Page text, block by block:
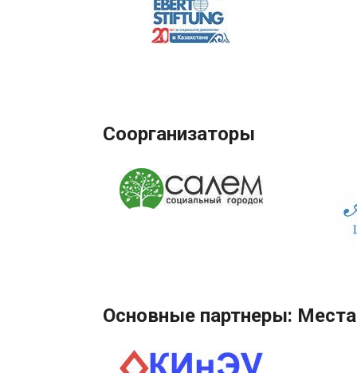
Соорганизаторы
Основные партнеры: